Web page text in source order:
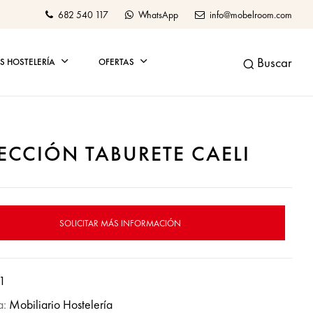
682 540 117 WhatsApp info@mobelroom.com
HOSTELERÍA OFERTAS Buscar
TABURETE CAELI
SOLICITAR MÁS INFORMACIÓN
Mobiliario Hostelería